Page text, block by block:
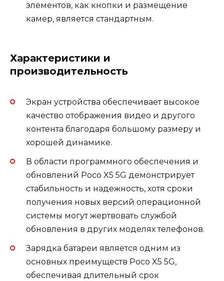
элементов, как кнопки и размещение
камер, является стандартным.
Характеристики и
производительность
Экран устройства обеспечивает высокое
качество отображения видео и другого
контента благодаря большому размеру и
хорошей динамике.
В области программного обеспечения и
обновлений Poco X5 5G демонстрирует
стабильность и надежность, хотя сроки
получения новых версий операционной
системы могут жертвовать службой
обновления в других моделях телефонов.
Зарядка батареи является одним из
основных преимуществ Poco X5 5G,
обеспечивая длительный срок